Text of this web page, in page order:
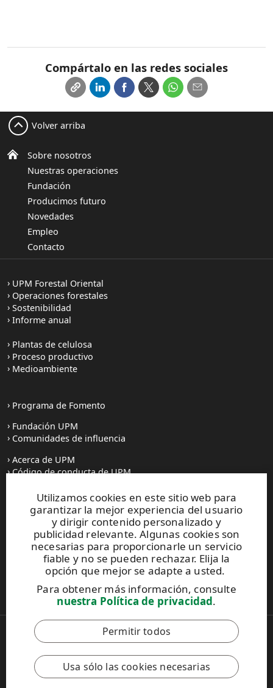
Compártalo en las redes sociales
Utilizamos cookies en este sitio web para
garantizar la mejor experiencia del usuario
y dirigir contenido personalizado y
publicidad relevante. Algunas cookies son
necesarias para proporcionarle un servicio
fiable y no se pueden rechazar. Elija la
opción que mejor se adapte a usted.
Para obtener más información, consulte
nuestra Política de privacidad.
Permitir todos
Usa sólo las cookies necesarias
Sobre nosotros
Nuestras operaciones
Fundación
Producimos futuro
Novedades
Empleo
Contacto
Volver arriba
UPM Forestal Oriental
Operaciones forestales
Sostenibilidad
Informe anual
Plantas de celulosa
Proceso productivo
Medioambiente
Programa de Fomento
Fundación UPM
Comunidades de influencia
Acerca de UPM
Código de conducta de UPM
Prensa
Todas las noticias
Contacto
Este sitio está protegido por reCAPTCHA y se aplican la
Política de privacidady losTérminos de servicio de Google
Copyright © 2026 UPM
UPM Global
Notificación legal
Política de Privacidad